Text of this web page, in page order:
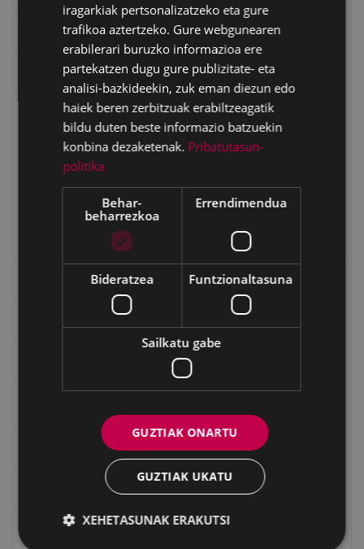
Eibar airetik
Eibarko Arma Museoaren 100. urteurrena
Eibarko baserriak
Aginaga ballaria
Arrate baillaria
Gorosta baillaria
Kinarra baillaria
Mandiola baillaria
Eibarko mugarrien itzulia
Gerra Zibilaren Interpretazio Zentroa
iragarkiak pertsonalizatzeko eta gure
trafikoa aztertzeko. Gure webgunearen
erabilerari buruzko informazioa ere
partekatzen dugu gure publizitate- eta
analisi-bazkideekin, zuk eman diezun edo
haiek beren zerbitzuak erabiltzeagatik
bildu duten beste informazio batzuekin
konbina dezaketenak. Pribatutasun-
politika
Behar-
beharrezkoa
Errendimendua
Bideratzea Funtzionaltasuna
Sailkatu gabe
GUZTIAK ONARTU
GUZTIAK UKATU
XEHETASUNAK ERAKUTSI